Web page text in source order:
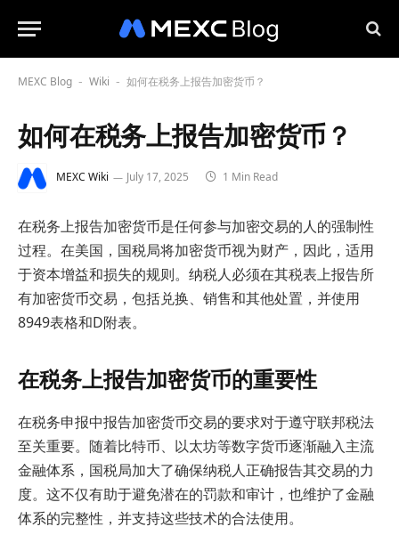
MEXC Blog - Wiki - 如何在税务上报告加密货币？
如何在税务上报告加密货币？
MEXC Wiki July 17, 2025 1 Min Read
在税务上报告加密货币是任何参与加密交易的人的强制性
过程。在美国，国税局将加密货币视为财产，因此，适用
于资本增益和损失的规则。纳税人必须在其税表上报告所
有加密货币交易，包括兑换、销售和其他处置，并使用
8949表格和D附表。
在税务上报告加密货币的重要性
在税务申报中报告加密货币交易的要求对于遵守联邦税法
至关重要。随着比特币、以太坊等数字货币逐渐融入主流
金融体系，国税局加大了确保纳税人正确报告其交易的力
度。这不仅有助于避免潜在的罚款和审计，也维护了金融
体系的完整性，并支持这些技术的合法使用。